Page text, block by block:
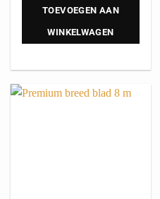
TOEVOEGEN AAN
WINKELWAGEN